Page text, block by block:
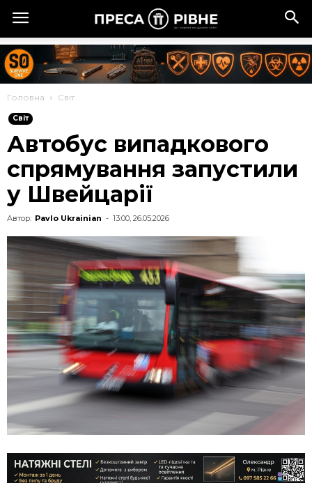
Головна Cвіт
Cвіт
Автобус випадкового
спрямування запустили
у Швейцарії
Автор: Pavlo Ukrainian - 13:00, 26.05.2026